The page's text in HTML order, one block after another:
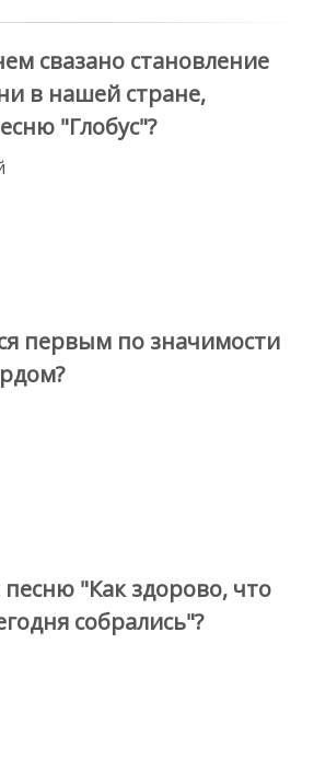
свазано становление
в нашей стране,
"Глобус"?
первым по значимости
песню "Как здорово, что
собрались"?